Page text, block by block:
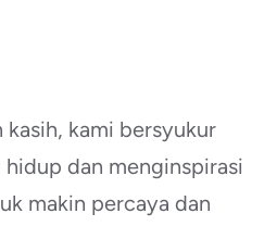
kasih, kami bersyukur
hidup dan menginspirasi
makin percaya dan